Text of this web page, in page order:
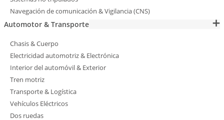
Navegación de comunicación & Vigilancia (CNS)
Automotor & Transporte
Chasis & Cuerpo
Electricidad automotriz & Electrónica
Interior del automóvil & Exterior
Tren motriz
Transporte & Logística
Vehículos Eléctricos
Dos ruedas